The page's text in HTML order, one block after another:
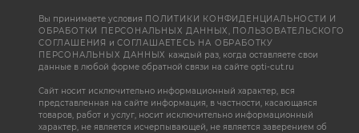
Вы принимаете условия ПОЛИТИКИ КОНФИДЕНЦИАЛЬНОСТИ И
ОБРАБОТКИ ПЕРСОНАЛЬНЫХ ДАННЫХ, ПОЛЬЗОВАТЕЛЬСКОГО
СОГЛАШЕНИЯ иСОГЛАШАЕТЕСЬ НА ОБРАБОТКУ
ПЕРСОНАЛЬНЫХ ДАННЫХ каждый раз, когда оставляете свои
данные в любой форме обратной связи на сайте opti-cut.ru
Сайт носит исключительно информационный характер, вся
представленная на сайте информация, в частности, касающаяся
товаров, работ и услуг, носит исключительно информационный
характер, не является исчерпывающей, не является заверением об